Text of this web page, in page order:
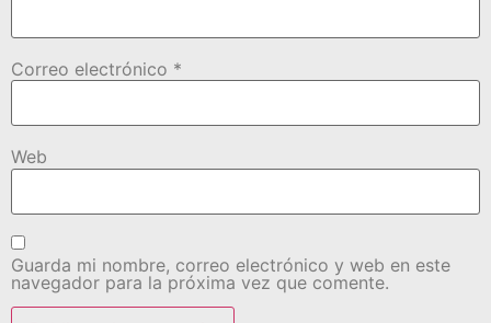
Correo electrónico *
Web
Guarda mi nombre, correo electrónico y web en este
navegador para la próxima vez que comente.